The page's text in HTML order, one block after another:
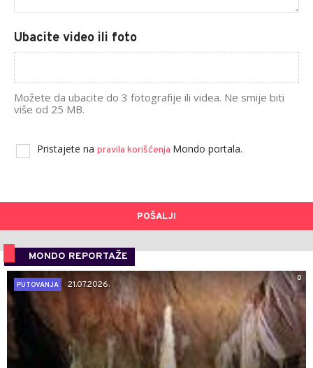
Ubacite video ili foto
Možete da ubacite do 3 fotografije ili videa. Ne smije biti
više od 25 MB.
Pristajete na pravila korišćenja Mondo portala.
POŠALJI
MONDO REPORTAŽE
0
PUTOVANJA
21.07.2026.